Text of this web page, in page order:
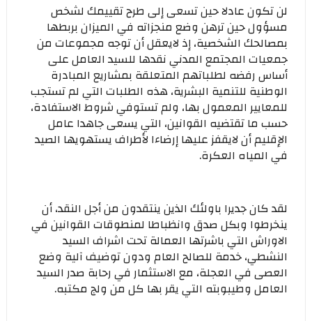
لن تكون عادلا حين تسعى إلى طرح تقييمك لشخص
مسؤول حين ترهن وضع منجزاته في الميزان بربطها
بمصالحك الشخصية، إذ لايعقل أن توجه مجموعات من
جمعيات المجتمع المدني نقدها للسيد العامل على
أساس رفضه لطلباتهم المتعلقة بمشاريع المبادرة
الوطنية للتنمية البشرية، هذه الطلبات التي لم تستجب
للمعايير المعمول بها، ولم تستوفي شروط الاستفادة،
حسب ما تقتضيه القوانين، التي يسعى جاهدا عامل
الإقليم أن لايقفز عليها إرضاءا لأطراف يستهويها الصيد
في المياه العكرة.
لقد كان جديرا باولئك الذين ينتقدون من أجل النقد، أن
ينخرطوا وبكل صدق وانظباطا لمنطوقات القوانين في
الاوراش التي باشرتها العمالة تحت اشراف السيد
النشطي، خدمة للصالح العام ودون توضيف آلية وضع
العصى في العجلة، مع الاستثمار في رحابة صدر السيد
العامل وطيبوبته التي يقر بها كل من ولج مكتبه.